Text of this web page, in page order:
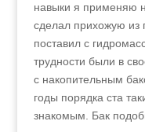
навыки я применяю
сделал прихожую из
поставил с
трудности были в
с накопительным
годы порядка ста
знакомым. Бак